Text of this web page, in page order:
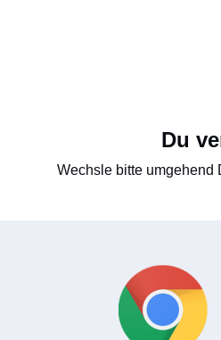
Du
Wechsle bitte umgehend